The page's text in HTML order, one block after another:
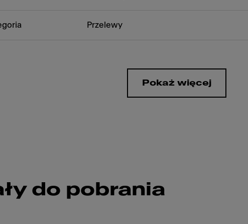
Przelewy
Pokaż więcej
do pobrania